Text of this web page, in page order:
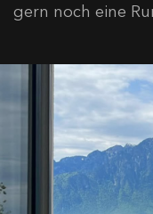
gern noch eine